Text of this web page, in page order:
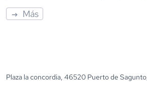
Más
Plaza la concordia, 46520 Puerto de